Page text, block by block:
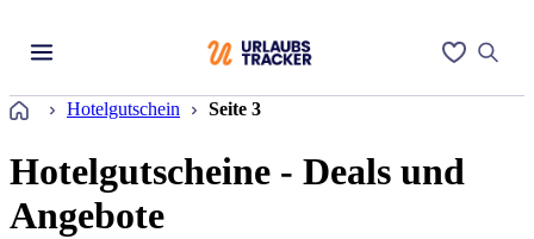
Startseite
Hotelgutschein Seite 3
Hotelgutscheine - Deals und
Angebote